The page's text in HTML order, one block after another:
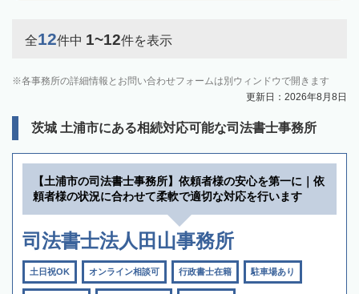
全12件中 1~12件を表示
各事務所の詳細情報とお問い合わせフォームは別ウィンドウで開きます
更新日：2026年8月8日
茨城 土浦市にある相続対応可能な司法書士事務所
【土浦市の司法書士事務所】依頼者様の安心を第一に｜依
頼者様の状況に合わせて柔軟で適切な対応を行います
司法書士法人田山事務所
土日祝OK オンライン相談可 行政書士在籍 駐車場あり